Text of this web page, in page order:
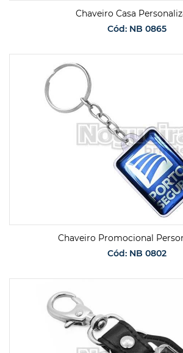
Chaveiro Casa
Cód: NB 0865
Chaveiro Promocional
Cód: NB 0802